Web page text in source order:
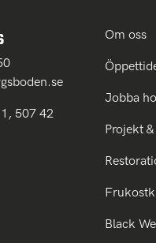
507 42
Om oss
Jobba
Projekt
Black